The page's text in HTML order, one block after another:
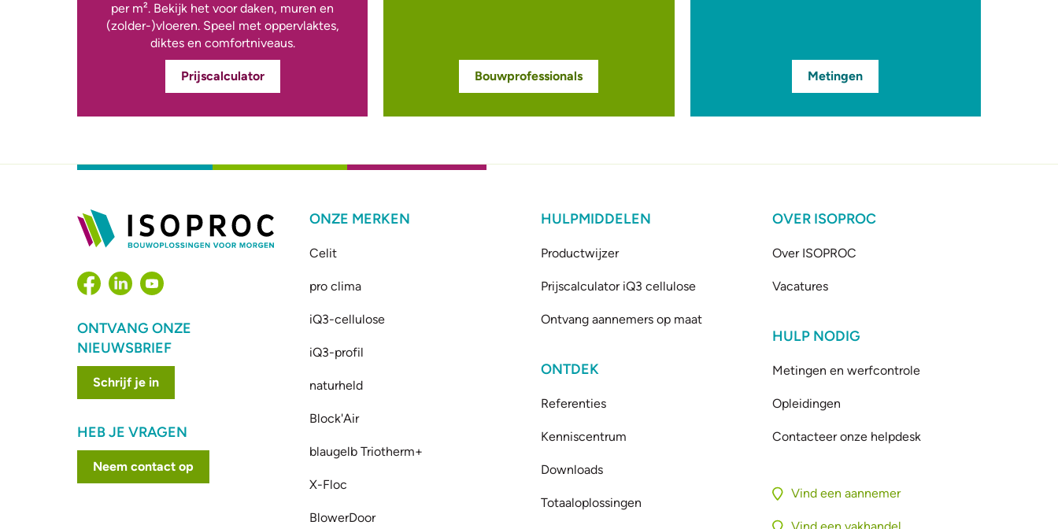
per m². Bekijk het voor daken, muren en
(zolder-)vloeren. Speel met oppervlaktes,
diktes en comfortniveaus.
Prijscalculator Bouwprofessionals Metingen
ONTVANG ONZE
NIEUWSBRIEF
Schrijf je in
HEB JE VRAGEN
Neem contact op
ONZE MERKEN
Celit
pro clima
iQ3-cellulose
iQ3-profil
naturheld
Block'Air
blaugelb Triotherm+
X-Floc
BlowerDoor
HULPMIDDELEN
Productwijzer
Prijscalculator iQ3 cellulose
Ontvang aannemers op maat
ONTDEK
Referenties
Kenniscentrum
Downloads
Totaaloplossingen
OVER ISOPROC
Over ISOPROC
Vacatures
HULP NODIG
Metingen en werfcontrole
Opleidingen
Contacteer onze helpdesk
Vind een aannemer